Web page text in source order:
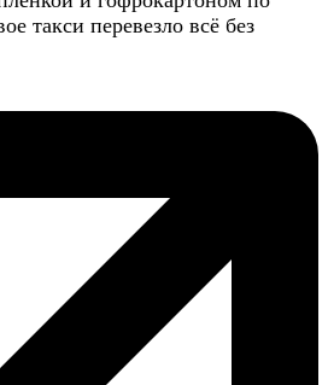
такси перевезло всё без